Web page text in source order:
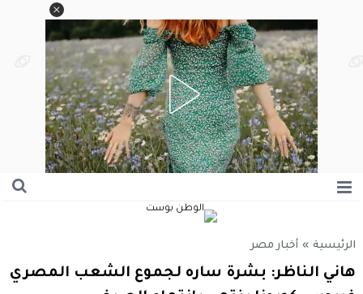
الرئيسية » أخبار مصر
هاني الناظر: بشرة ساره لجموع الشعب المصري